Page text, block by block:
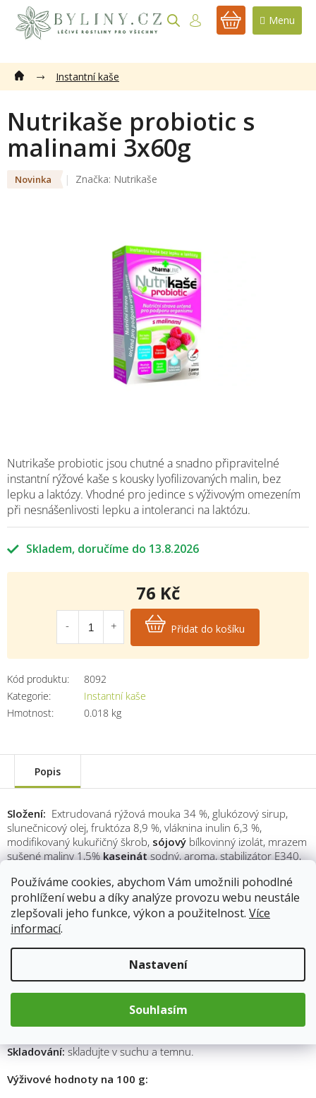
Používáme cookies, abychom Vám umožnili pohodlné
prohlížení webu a díky analýze provozu webu neustále
zlepšovali jeho funkce, výkon a použitelnost. Více
informací.
Nastavení
Souhlasím
obsah
NÁKUPNÍ
Instantní kaše
Nutrikaše probiotic s
malinami 3x60g
Novinka Značka: Nutrikaše
Skladem 13.8.2026
Nutrikaše probiotic jsou chutné a snadno připravitelné
instantní rýžové kaše s kousky lyofilizovaných malin, bez
lepku a laktózy. Vhodné pro jedince s výživovým omezením
při nesnášenlivosti lepku a intoleranci na laktózu.
Kód produktu:
8092
Kategorie:
Instantní kaše
Hmotnost: 0.018 kg
76 Kč
Měrná
cena:
Přidat do košíku
Popis
Složení: Extrudovaná rýžová mouka 34 %, glukózový sirup,
slunečnicový olej, fruktóza 8,9 %, vláknina inulin 6,3 %,
modifikovaný kukuřičný škrob, sójový bílkovinný izolát, mrazem
sušené maliny 1,5%kaseinát sodný, aroma, stabilizátor E340,
Bacillus coagulans (5 mld/porce), protispékavá látka E 551,
emulgátor E 471, barvivo karoteny. Alergeny jsou vyznačeny
tučně.gátor E 471, probiotická kultura Bacillus coagulans (5 mld
/ porce), vitamínový a minerální komplex, jedlá sůl, aroma,
obsah sáčku zalijeme 150 ml horké vody o teplotě 80
°C a dobře rozmícháme. Po 3-5 minutách je kaše připravena ke
konzumaci.
Minimální trvanlivost:datum je uvedeno na obale.
Skladování: skladujte v suchu a temnu.
Výživové hodnoty na 100 g: